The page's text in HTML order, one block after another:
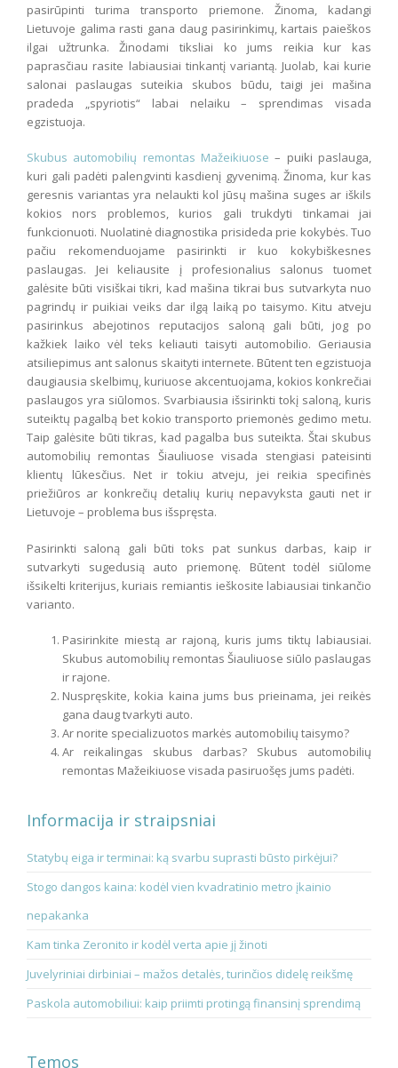
pasirūpinti turima transporto priemone. Žinoma, kadangi
Lietuvoje galima rasti gana daug pasirinkimų, kartais paieškos
ilgai užtrunka. Žinodami tiksliai ko jums reikia kur kas
paprasčiau rasite labiausiai tinkantį variantą. Juolab, kai kurie
salonai paslaugas suteikia skubos būdu, taigi jei mašina
pradeda „spyriotis“ labai nelaiku – sprendimas visada
egzistuoja.
Skubus automobilių remontas Mažeikiuose – puiki paslauga,
kuri gali padėti palengvinti kasdienį gyvenimą. Žinoma, kur kas
geresnis variantas yra nelaukti kol jūsų mašina suges ar iškils
kokios nors problemos, kurios gali trukdyti tinkamai jai
funkcionuoti. Nuolatinė diagnostika prisideda prie kokybės. Tuo
pačiu rekomenduojame pasirinkti ir kuo kokybiškesnes
paslaugas. Jei keliausite į profesionalius salonus tuomet
galėsite būti visiškai tikri, kad mašina tikrai bus sutvarkyta nuo
pagrindų ir puikiai veiks dar ilgą laiką po taisymo. Kitu atveju
pasirinkus abejotinos reputacijos saloną gali būti, jog po
kažkiek laiko vėl teks keliauti taisyti automobilio. Geriausia
atsiliepimus ant salonus skaityti internete. Būtent ten egzistuoja
daugiausia skelbimų, kuriuose akcentuojama, kokios konkrečiai
paslaugos yra siūlomos. Svarbiausia išsirinkti tokį saloną, kuris
suteiktų pagalbą bet kokio transporto priemonės gedimo metu.
Taip galėsite būti tikras, kad pagalba bus suteikta. Štai skubus
automobilių remontas Šiauliuose visada stengiasi pateisinti
klientų lūkesčius. Net ir tokiu atveju, jei reikia specifinės
priežiūros ar konkrečių detalių kurių nepavyksta gauti net ir
Lietuvoje – problema bus išspręsta.
Pasirinkti saloną gali būti toks pat sunkus darbas, kaip ir
sutvarkyti sugedusią auto priemonę. Būtent todėl siūlome
išsikelti kriterijus, kuriais remiantis ieškosite labiausiai tinkančio
varianto.
Pasirinkite miestą ar rajoną, kuris jums tiktų labiausiai.
Skubus automobilių remontas Šiauliuose siūlo paslaugas
ir rajone.
Nuspręskite, kokia kaina jums bus prieinama, jei reikės
gana daug tvarkyti auto.
Ar norite specializuotos markės automobilių taisymo?
Ar reikalingas skubus darbas? Skubus automobilių
remontas Mažeikiuose visada pasiruošęs jums padėti.
Informacija ir straipsniai
Statybų eiga ir terminai: ką svarbu suprasti būsto pirkėjui?
Stogo dangos kaina: kodėl vien kvadratinio metro įkainio
nepakanka
Kam tinka Zeronito ir kodėl verta apie jį žinoti
Juvelyriniai dirbiniai – mažos detalės, turinčios didelę reikšmę
Paskola automobiliui: kaip priimti protingą finansinį sprendimą
Temos